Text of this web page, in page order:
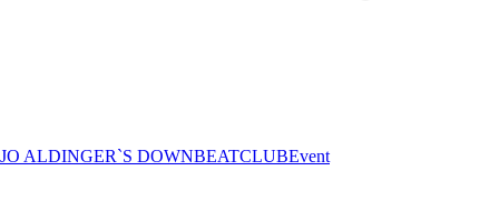
JO ALDINGER`S DOWNBEATCLUBEvent